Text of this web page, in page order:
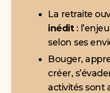
La retraite
inédit:
selon ses
Bouger,
créer,
activités sont